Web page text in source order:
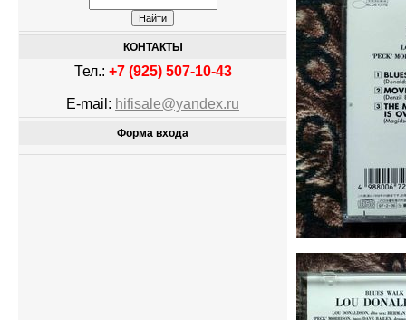
КОНТАКТЫ
Тел.: +7 (925) 507-10-43
E-mail: hifisale@yandex.ru
Форма входа